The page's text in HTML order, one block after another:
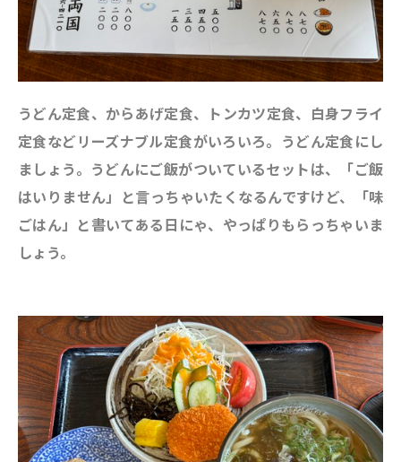
うどん定食、からあげ定食、トンカツ定食、白身フライ
定食などリーズナブル定食がいろいろ。うどん定食にし
ましょう。うどんにご飯がついているセットは、「ご飯
はいりません」と言っちゃいたくなるんですけど、「味
ごはん」と書いてある日にゃ、やっぱりもらっちゃいま
しょう。